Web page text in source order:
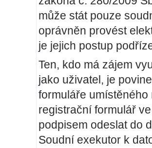
může stát pouze
oprávněn provést
je jejich postup
Ten, kdo má zájem
jako uživatel, je
formuláře
registrační formulář
podpisem odeslat do
Soudní exekutor k